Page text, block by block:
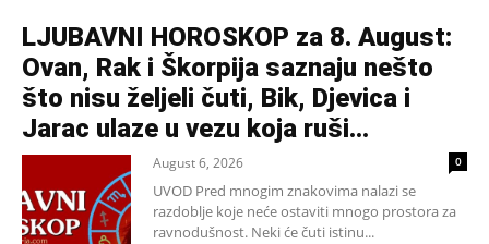
LJUBAVNI HOROSKOP za 8. August:
Ovan, Rak i Škorpija saznaju nešto
što nisu željeli čuti, Bik, Djevica i
Jarac ulaze u vezu koja ruši...
August 6, 2026 0
UVOD Pred mnogim znakovima nalazi se
razdoblje koje neće ostaviti mnogo prostora za
ravnodušnost. Neki će čuti istinu...